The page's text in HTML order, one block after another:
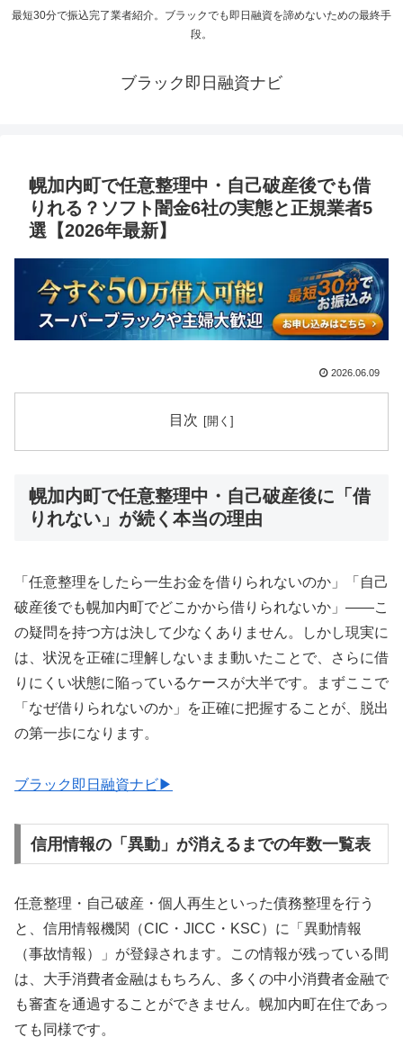
最短30分で振込完了業者紹介。ブラックでも即日融資を諦めないための最終手
段。
ブラック即日融資ナビ
幌加内町で任意整理中・自己破産後でも借
りれる？ソフト闇金6社の実態と正規業者5
選【2026年最新】
2026.06.09
目次
幌加内町で任意整理中・自己破産後に「借
りれない」が続く本当の理由
「任意整理をしたら一生お金を借りられないのか」「自己
破産後でも幌加内町でどこかから借りられないか」——こ
の疑問を持つ方は決して少なくありません。しかし現実に
は、状況を正確に理解しないまま動いたことで、さらに借
りにくい状態に陥っているケースが大半です。まずここで
「なぜ借りられないのか」を正確に把握することが、脱出
の第一歩になります。
ブラック即日融資ナビ▶
信用情報の「異動」が消えるまでの年数一覧表
任意整理・自己破産・個人再生といった債務整理を行う
と、信用情報機関（CIC・JICC・KSC）に「異動情報
（事故情報）」が登録されます。この情報が残っている間
は、大手消費者金融はもちろん、多くの中小消費者金融で
も審査を通過することができません。幌加内町在住であっ
ても同様です。